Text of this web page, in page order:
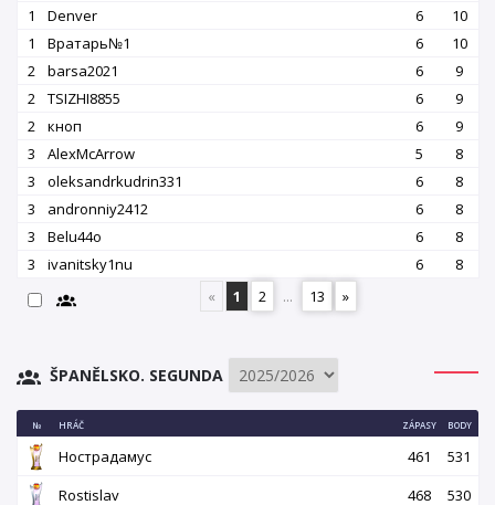
1
Denver 6
10
1
Вратарь№1 6
10
2
barsa2021 6
9
2
TSIZHI8855 6
9
2
кноп 6
9
3
AlexMcArrow 5
8
3
oleksandrkudrin331 6
8
3
andronniy2412 6
8
3
Belu44o 6
8
3
ivanitsky1nu 6
8
«
1 2 ... 13 »
ŠPANĚLSKO. SEGUNDA
№ HRÁČ ZÁPASY BODY
Нострадамус 461
531
Rostislav
468 530